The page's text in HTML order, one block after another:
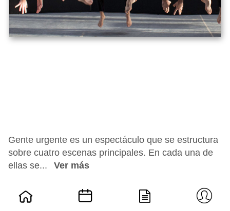
Gente urgente es un espectáculo que se estructura
sobre cuatro escenas principales. En cada una de
ellas se...
Ver más